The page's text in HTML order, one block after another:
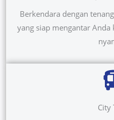
Berkendara dengan
yang siap mengantar
City